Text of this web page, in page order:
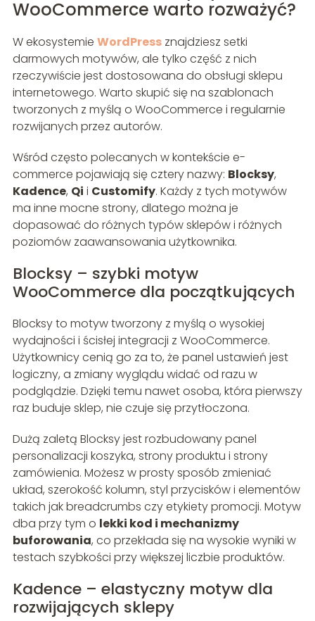
WooCommerce warto rozważyć?
W ekosystemie WordPressznajdziesz setki
darmowych motywów, ale tylko część z nich
rzeczywiście jest dostosowana do obsługi sklepu
internetowego. Warto skupić się na szablonach
tworzonych z myślą o WooCommerce i regularnie
rozwijanych przez autorów.
Wśród często polecanych w kontekście e-
commerce pojawiają się cztery nazwy: Blocksy,
Kadence, Qi i Customify. Każdy z tych motywów
ma inne mocne strony, dlatego można je
dopasować do różnych typów sklepów i różnych
poziomów zaawansowania użytkownika.
Blocksy – szybki motyw
WooCommerce dla początkujących
Blocksy to motyw tworzony z myślą o wysokiej
wydajności i ścisłej integracji z WooCommerce.
Użytkownicy cenią go za to, że panel ustawień jest
logiczny, a zmiany wyglądu widać od razu w
podglądzie. Dzięki temu nawet osoba, która pierwszy
raz buduje sklep, nie czuje się przytłoczona.
Dużą zaletą Blocksy jest rozbudowany panel
personalizacji koszyka, strony produktu i strony
zamówienia. Możesz w prosty sposób zmieniać
układ, szerokość kolumn, styl przycisków i elementów
takich jak breadcrumbs czy etykiety promocji. Motyw
dba przy tym o lekki kod i mechanizmy
buforowania, co przekłada się na wysokie wyniki w
testach szybkości przy większej liczbie produktów.
Kadence – elastyczny motyw dla
rozwijających sklepy